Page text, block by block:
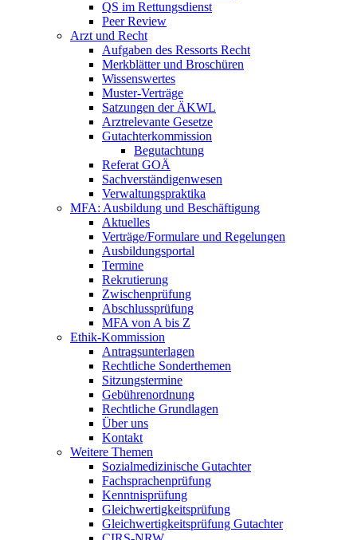
QS im Rettungsdienst
Peer Review
Arzt und Recht
Aufgaben des Ressorts Recht
Merkblätter und Broschüren
Wissenswertes
Muster-Verträge
Satzungen der ÄKWL
Arztrelevante Gesetze
Gutachterkommission
Begutachtung
Referat GOÄ
Sachverständigenwesen
Verwaltungspraktika
MFA: Ausbildung und Beschäftigung
Aktuelles
Verträge/Formulare und Regelungen
Ausbildungsportal
Termine
Rekrutierung
Zwischenprüfung
Abschlussprüfung
MFA von A bis Z
Ethik-Kommission
Antragsunterlagen
Rechtliche Sonderthemen
Sitzungstermine
Gebührenordnung
Rechtliche Grundlagen
Über uns
Kontakt
Weitere Themen
Sozialmedizinische Gutachter
Fachsprachenprüfung
Kenntnisprüfung
Gleichwertigkeitsprüfung
Gleichwertigkeitsprüfung Gutachter